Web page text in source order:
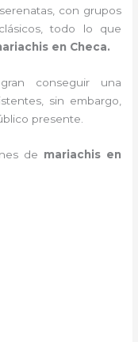
con grupos
todo lo que
en Checa.
conseguir una
sin embargo,
presente.
de mariachis en